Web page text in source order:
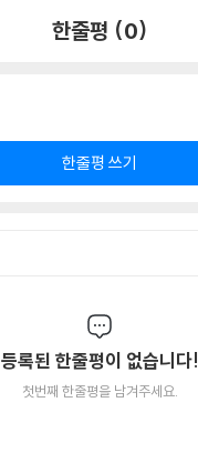
한줄평 (0)
한줄평 쓰기
등록된 한줄평이 없습니다!
첫번째 한줄평을 남겨주세요.